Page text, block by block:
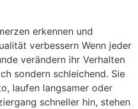
erkennen und
verbessern Wenn jeder
verändern ihr Verhalten
sondern schleichend. Sie
laufen langsamer oder
schneller hin, stehen